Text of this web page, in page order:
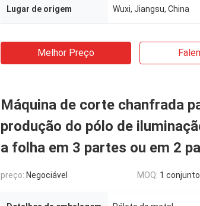
Lugar de origem Wuxi, Jiangsu, China
Melhor Preço
Máquina de corte chanfrada
produção do pólo de
a folha em 3 partes ou em 2
preço: Negociável MOQ: 1 conjunto